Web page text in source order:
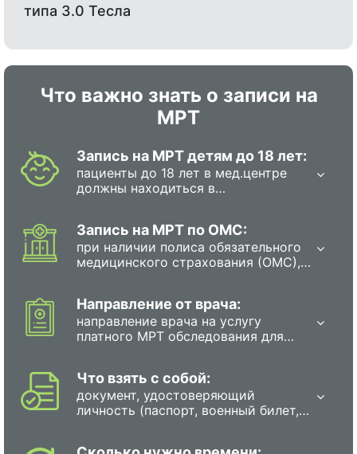
типа 3.0 Тесла
Что важно знать о записи на
МРТ
Запись на МРТ детям до 18 лет:
пациенты до 18 лет в мед.центре
должны находиться в
Запись на МРТ по ОМС:
при наличии полиса обязательного
медицинского страхования (ОМС),
обследования бесплатно. Для этого
необходимо записаться на
диагностику в государственную
регистратуре поликлиники, с
помощью специального терминала,
который находится в поликлиники,
по Вашему району, электронная
Направление от врача:
направление врача на услугу
платного МРТ обследования для
женщин на МРТ потребует
направления врача.
Что взять с собой:
документ, удостоверяющий
личность (паспорт, военный билет,